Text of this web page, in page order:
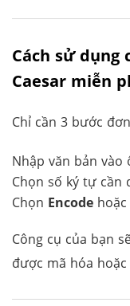
Cách sử dụng
Caesar miễn
Chỉ cần 3 bước
Nhập văn bản vào
Chọn số ký tự cần
Chọn Encode hoặc
Công cụ của bạn
được mã hóa hoặc